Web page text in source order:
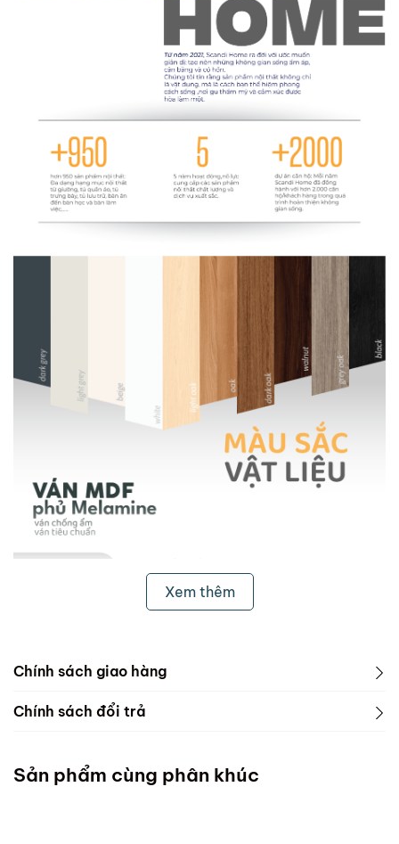
Xem thêm
Chính sách giao hàng
1. Freeship & Lắp đặt cho khách hàng các tỉnh thành
Miền Bắc
Chính sách đổi trả
Sản phẩm cùng phân khúc